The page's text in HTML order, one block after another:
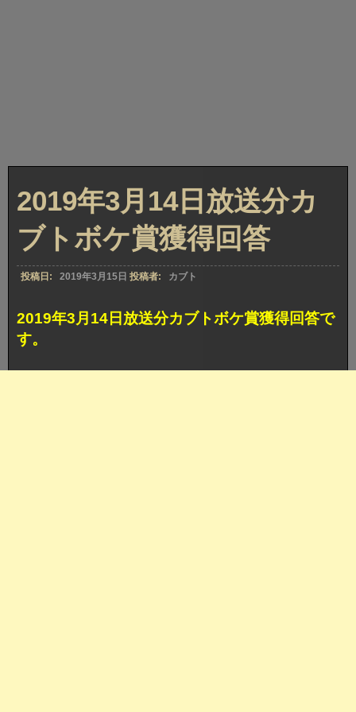
2019年3月14日放送分カ
ブトボケ賞獲得回答
投稿日: 2019年3月15日 投稿者: カブト
2019年3月14日放送分カブトボケ賞獲得回答で
す。